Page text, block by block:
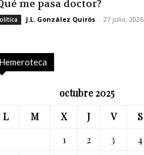
me pasa doctor?
J.L. González Quirós - 27 julio, 2026
Hemeroteca
octubre 2025
L
M X J V S
1
2 3 4